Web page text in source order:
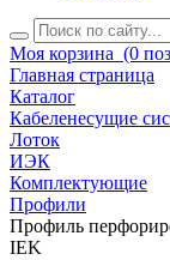
Моя корзина (0
Главная страница
Каталог
Кабеленесущие
Лоток
ИЭК
Комплектующие
Профили
Профиль
IEK